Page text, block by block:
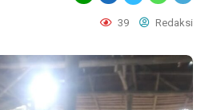
39 Redaksi